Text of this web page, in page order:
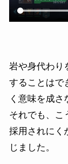
岩や身代わり
することはで
く意味を成さ
それでも、こ
採用されにく
じました。